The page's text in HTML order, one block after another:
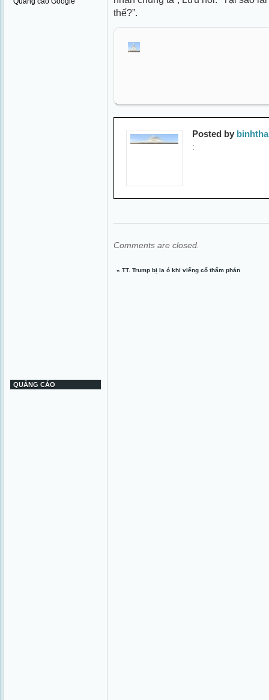
QUẢNG CÁO
thế?”.
Posted by
:
Comments are closed.
«TT. Trump bị la ó khi viếng cố thẩm phán